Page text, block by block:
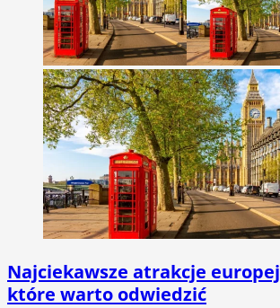
Najciekawsze atrakcje
które warto odwiedzić